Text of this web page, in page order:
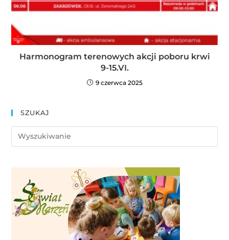
Harmonogram terenowych akcji poboru krwi
9-15.VI.
9 czerwca 2025
SZUKAJ